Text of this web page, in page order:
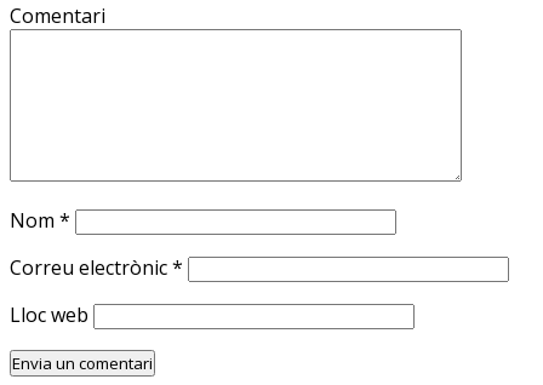
Comentari
Nom *
Correu electrònic*
Lloc web